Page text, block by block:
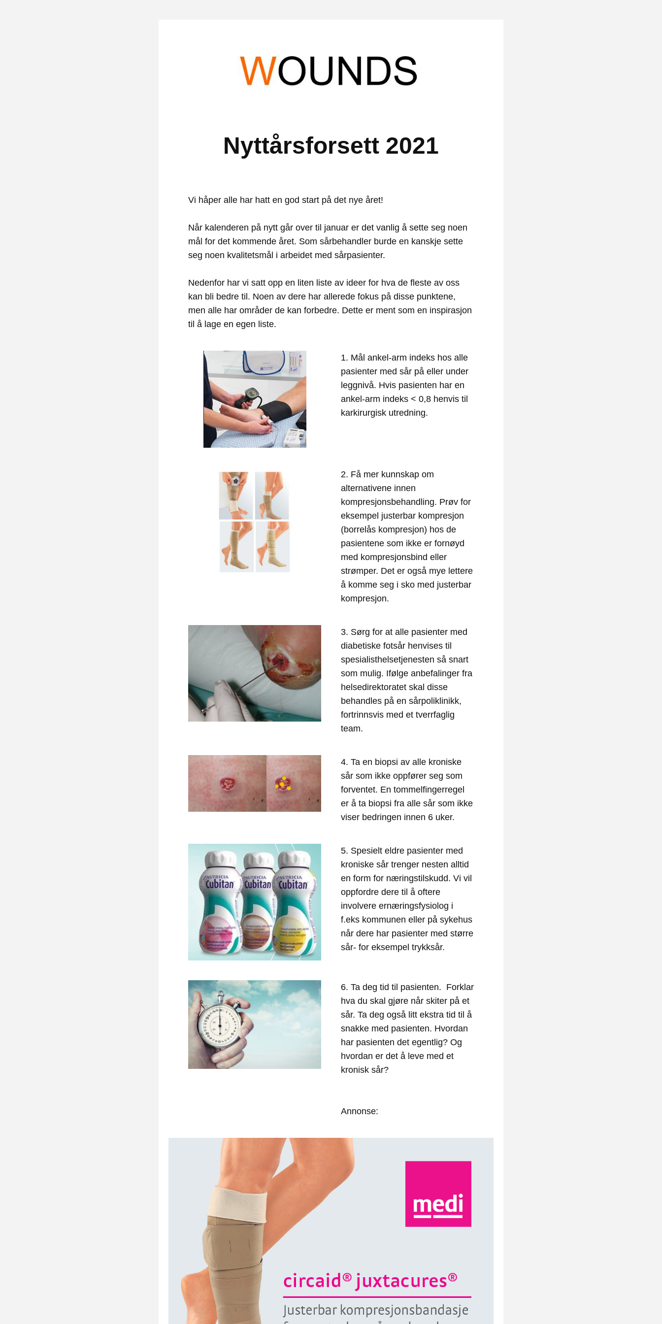
Nyttårsforsett 2021
Vi håper alle har hatt en god start på det nye året!
Når kalenderen på nytt går over til januar er det vanlig å sette seg noen
mål for det kommende året. Som sårbehandler burde en kanskje sette
seg noen kvalitetsmål i arbeidet med sårpasienter.
Nedenfor har vi satt opp en liten liste av ideer for hva de fleste av oss
kan bli bedre til. Noen av dere har allerede fokus på disse punktene,
men alle har områder de kan forbedre. Dette er ment som en inspirasjon
til å lage en egen liste.
1. Mål ankel-arm indeks hos alle
pasienter med sår på eller under
leggnivå. Hvis pasienten har en
ankel-arm indeks < 0,8 henvis til
karkirurgisk utredning.
2. Få mer kunnskap om
alternativene innen
kompresjonsbehandling. Prøv for
eksempel justerbar kompresjon
(borrelås kompresjon) hos de
pasientene som ikke er fornøyd
med kompresjonsbind eller
strømper. Det er også mye lettere
å komme seg i sko med justerbar
kompresjon.
3. Sørg for at alle pasienter med
diabetiske fotsår henvises til
spesialisthelsetjenesten så snart
som mulig. Ifølge anbefalinger fra
helsedirektoratet skal disse
behandles på en sårpoliklinikk,
fortrinnsvis med et tverrfaglig
team.
4. Ta en biopsi av alle kroniske
sår som ikke oppfører seg som
forventet. En tommelfingerregel
er å ta biopsi fra alle sår som ikke
viser bedringen innen 6 uker.
5. Spesielt eldre pasienter med
kroniske sår trenger nesten alltid
en form for næringstilskudd. Vi vil
oppfordre dere til å oftere
involvere ernæringsfysiolog i
f.eks kommunen eller på sykehus
når dere har pasienter med større
sår- for eksempel trykksår.
6. Ta deg tid til pasienten.  Forklar
hva du skal gjøre når skiter på et
sår. Ta deg også litt ekstra tid til å
snakke med pasienten. Hvordan
har pasienten det egentlig? Og
hvordan er det å leve med et
kronisk sår?
Annonse: